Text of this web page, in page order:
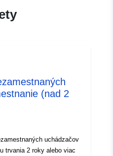
July 2026
Polygon
(nad 2
uchádzačov
trvania 2 roky alebo viac